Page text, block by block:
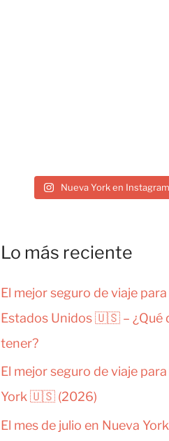
Nueva York en Instagram
Lo más reciente
El mejor seguro de viaje para
Estados Unidos 🇺🇸 – ¿Qué
tener?
El mejor seguro de viaje
York 🇺🇸 (2026)
El mes de julio en Nueva York